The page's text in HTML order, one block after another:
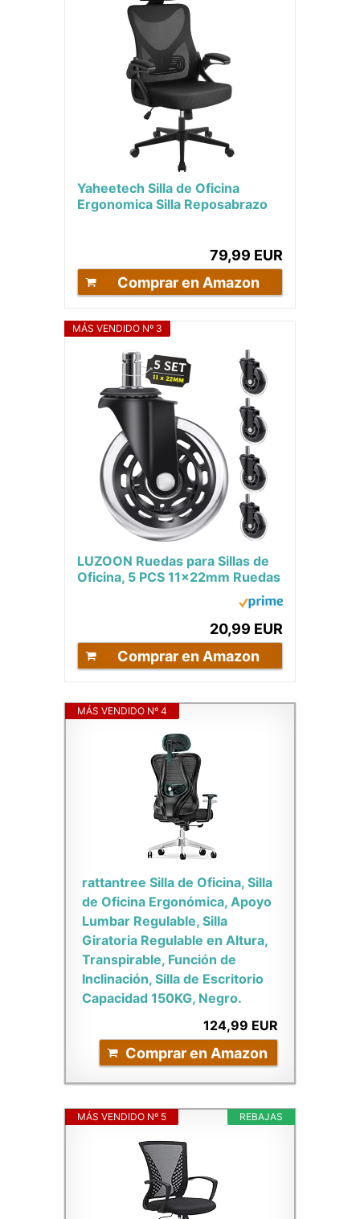
Yaheetech Silla de Oficina
Ergonomica Silla Reposabrazo
79,99 EUR
Comprar en Amazon
MÁS VENDIDO Nº 3
LUZOON Ruedas para Sillas de
Oficina, 5 PCS 11x22mm Ruedas
de Repuesto Caster Silencioso
20,99 EUR
Comprar en Amazon
MÁS VENDIDO Nº 4
rattantree Silla de Oficina, Silla
de Oficina Ergonómica, Apoyo
Lumbar Regulable, Silla
Giratoria Regulable en Altura,
Transpirable, Función de
Inclinación, Silla de Escritorio
Capacidad 150KG, Negro.
124,99 EUR
Comprar en Amazon
REBAJAS
MÁS VENDIDO Nº 5